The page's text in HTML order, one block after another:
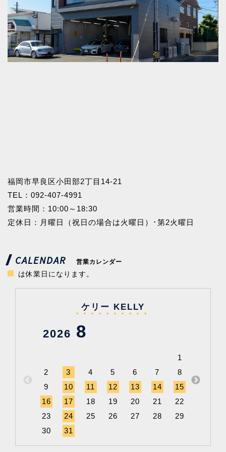
福岡市早良区小田部2丁目14-21
TEL： 092-407-4991
営業時間：10:00～18:30
定休日：月曜日（祝日の場合は火曜日）･第2火曜日
CALENDAR 営業カレンダー
は休業日になります。
ケリー KELLY
2026 8
1
2
3 4 5 6 7
8
9
10 11 12 13 14
15
16
17 18 19 20 21
22
23
24 25 26 27 28
29
30
31
13